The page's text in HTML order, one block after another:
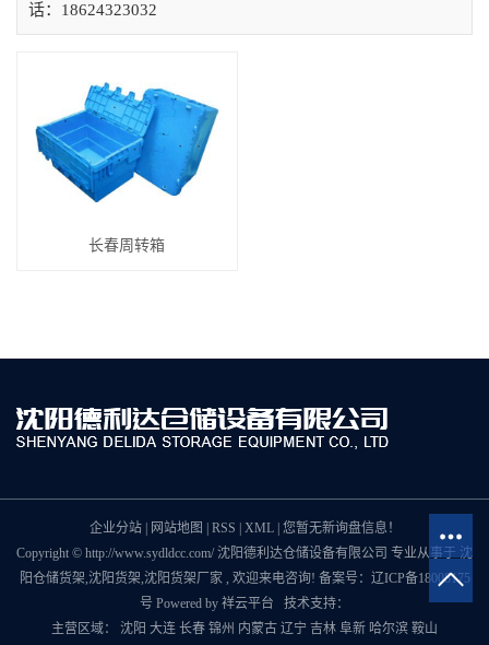
话：18624323032
长春周转箱
企业分站| 网站地图 RSS XML| 您暂无新询盘信息！
Copyright © http://www.sydldcc.com/ 沈阳德利达仓储设备有限公司 专业从事于 沈
阳仓储货架,沈阳货架,沈阳货架厂家, 欢迎来电咨询! 备案号： 辽ICP备18008175
号 Powered by 祥云平台 技术支持：
主营区域： 沈阳 大连 长春 锦州 内蒙古 辽宁 吉林 阜新 哈尔滨 鞍山